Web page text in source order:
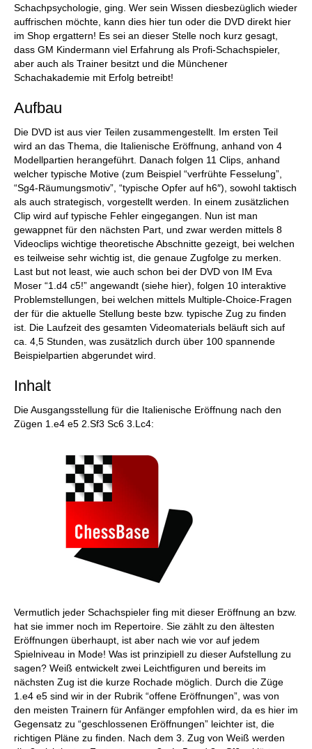
Schachpsychologie, ging. Wer sein Wissen diesbezüglich wieder
auffrischen möchte, kann dies hier tun oder die DVD direkt hier
im Shop ergattern! Es sei an dieser Stelle noch kurz gesagt,
dass GM Kindermann viel Erfahrung als Profi-Schachspieler,
aber auch als Trainer besitzt und die Münchener
Schachakademie mit Erfolg betreibt!
Aufbau
Die DVD ist aus vier Teilen zusammengestellt. Im ersten Teil
wird an das Thema, die Italienische Eröffnung, anhand von 4
Modellpartien herangeführt. Danach folgen 11 Clips, anhand
welcher typische Motive (zum Beispiel “verfrühte Fesselung”,
“Sg4-Räumungsmotiv”, “typische Opfer auf h6″), sowohl taktisch
als auch strategisch, vorgestellt werden. In einem zusätzlichen
Clip wird auf typische Fehler eingegangen. Nun ist man
gewappnet für den nächsten Part, und zwar werden mittels 8
Videoclips wichtige theoretische Abschnitte gezeigt, bei welchen
es teilweise sehr wichtig ist, die genaue Zugfolge zu merken.
Last but not least, wie auch schon bei der DVD von IM Eva
Moser “1.d4 c5!” angewandt (siehe hier), folgen 10 interaktive
Problemstellungen, bei welchen mittels Multiple-Choice-Fragen
der für die aktuelle Stellung beste bzw. typische Zug zu finden
ist. Die Laufzeit des gesamten Videomaterials beläuft sich auf
ca. 4,5 Stunden, was zusätzlich durch über 100 spannende
Beispielpartien abgerundet wird.
Inhalt
Die Ausgangsstellung für die Italienische Eröffnung nach den
Zügen 1.e4 e5 2.Sf3 Sc6 3.Lc4:
Vermutlich jeder Schachspieler fing mit dieser Eröffnung an bzw.
hat sie immer noch im Repertoire. Sie zählt zu den ältesten
Eröffnungen überhaupt, ist aber nach wie vor auf jedem
Spielniveau in Mode! Was ist prinzipiell zu dieser Aufstellung zu
sagen? Weiß entwickelt zwei Leichtfiguren und bereits im
nächsten Zug ist die kurze Rochade möglich. Durch die Züge
1.e4 e5 sind wir in der Rubrik “offene Eröffnungen”, was von
den meisten Trainern für Anfänger empfohlen wird, da es hier im
Gegensatz zu “geschlossenen Eröffnungen” leichter ist, die
richtigen Pläne zu finden. Nach dem 3. Zug von Weiß werden